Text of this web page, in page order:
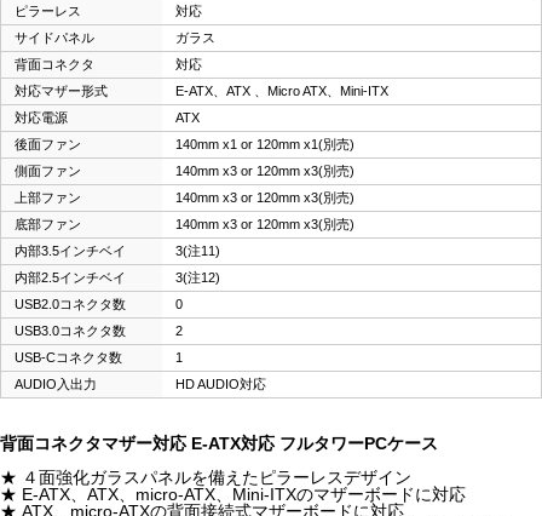
ピラーレス
対応
サイドパネル
ガラス
背面コネクタ
対応
対応マザー形式
E-ATX、ATX 、Micro ATX、Mini-ITX
対応電源
ATX
後面ファン
140mm x1 or 120mm x1(別売)
側面ファン
140mm x3 or 120mm x3(別売)
上部ファン
140mm x3 or 120mm x3(別売)
底部ファン
140mm x3 or 120mm x3(別売)
内部3.5インチベイ
3(注11)
内部2.5インチベイ
3(注12)
USB2.0コネクタ数
0
USB3.0コネクタ数
2
USB-Cコネクタ数
1
AUDIO入出力
HD AUDIO対応
背面コネクタマザー対応 E-ATX対応 フルタワーPCケース
★ ４面強化ガラスパネルを備えたピラーレスデザイン
★ E-ATX、ATX、micro-ATX、Mini-ITXのマザーボードに対応
★ ATX、micro-ATXの背面接続式マザーボードに対応